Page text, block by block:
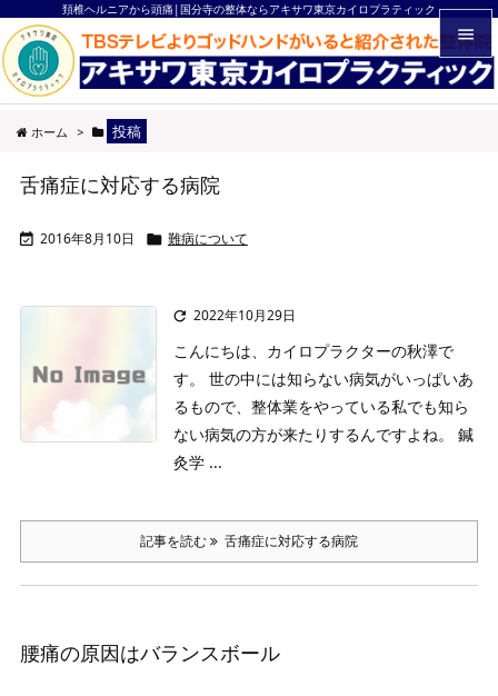
頚椎ヘルニアから頭痛|国分寺の整体ならアキサワ東京カイロプラティック


メニュ
ホーム > 投稿
舌痛症に対応する病院
 2016年8月10日  難病について
 2022年10月29日
こんにちは、カイロプラクターの秋澤で
す。
世の中には知らない病気がいっぱいあ
るもので、整体業をやっている私でも知ら
ない病気の方が来たりするんですよね。
鍼
灸学 ...
記事を読む 舌痛症に対応する病院
腰痛の原因はバランスボール